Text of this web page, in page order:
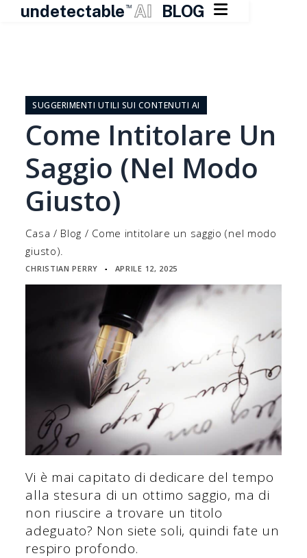
undetectable TM AI BLOG 
contenutoSUGGERIMENTI UTILI SUI CONTENUTI AI
Come Intitolare Un
Saggio (nel Modo
Giusto)
Casa / Blog / Come intitolare un saggio (nel modo
giusto).
CHRISTIAN PERRY ▪ APRILE 12, 2025
Vi è mai capitato di dedicare del tempo
alla stesura di un ottimo saggio, ma di
non riuscire a trovare un titolo
adeguato? Non siete soli, quindi fate un
respiro profondo.